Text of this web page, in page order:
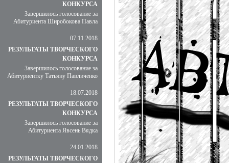
КОНКУРСА
Завершилось голосование за
Абитуриента Широбокова Павла
07.11.2018
РЕЗУЛЬТАТЫ ТВОРЧЕСКОГО
КОНКУРСА
Завершилось голосование за
Абитуриентку Татьяну Павличенко
18.07.2018
РЕЗУЛЬТАТЫ ТВОРЧЕСКОГО
КОНКУРСА
Завершилось голосование за
Абитуриента Явсень Вядка
24.01.2018
РЕЗУЛЬТАТЫ ТВОРЧЕСКОГО